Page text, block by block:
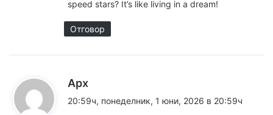
speed stars? It’s like living in a dream!
Отговор
Арх
а
20:59ч, понеделник, 1 юни, 2026 в 20:59ч